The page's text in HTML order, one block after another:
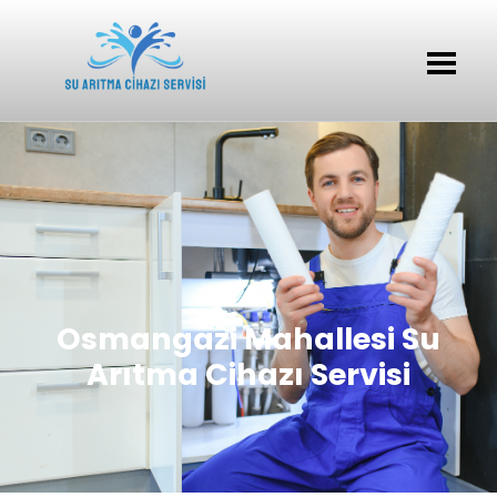
Osmangazi Mahallesi Su
Arıtma Cihazı Servisi